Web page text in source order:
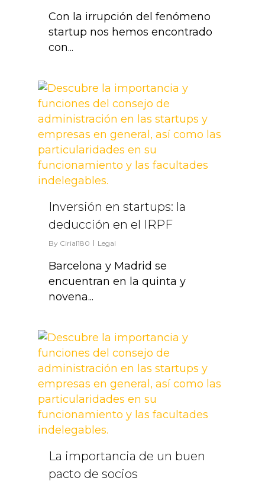
Con la irrupción del fenómeno
startup nos hemos encontrado
con...
Inversión en startups: la
deducción en el IRPF
By Cirial180 Legal
Barcelona y Madrid se
encuentran en la quinta y
novena...
0
La importancia de un buen
pacto de socios
0